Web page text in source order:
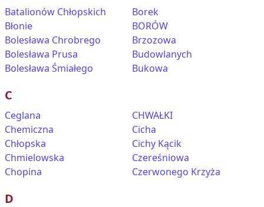
Batalionów Chłopskich
Błonie
Bolesława Chrobrego
Bolesława Prusa
Bolesława Śmiałego
Borek
BORÓW
Brzozowa
Budowlanych
Bukowa
C
Ceglana
Chemiczna
Chłopska
Chmielowska
Chopina
CHWAŁKI
Cicha
Cichy Kącik
Czereśniowa
Czerwonego Krzyża
D